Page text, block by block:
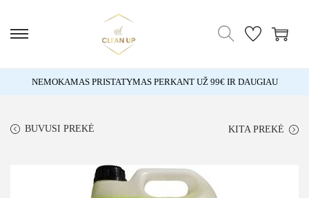
NEMOKAMAS PRISTATYMAS PERKANT UŽ 99€ IR DAUGIAU
BUVUSI PREKĖ KITA PREKĖ